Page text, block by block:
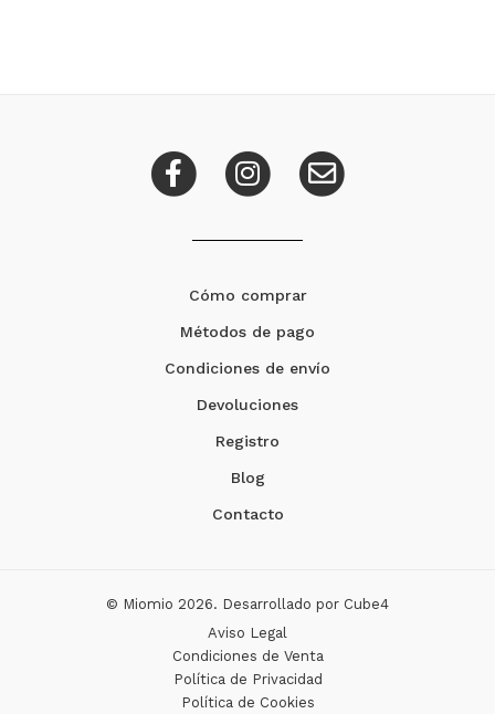
Cómo comprar
Métodos de pago
Condiciones de envío
Devoluciones
Registro
Blog
Contacto
© Miomio 2026. Desarrollado por Cube4
Aviso Legal
Condiciones de Venta
Política de Privacidad
Política de Cookies